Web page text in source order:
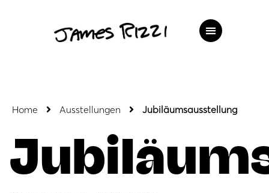
Home Ausstellungen Jubiläumsausstellung